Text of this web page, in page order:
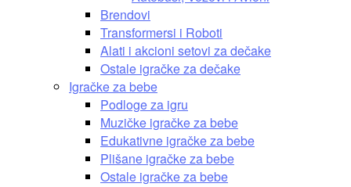
Brendovi
Transformersi i Roboti
Alati i akcioni setovi za dečake
Ostale igračke za dečake
Igračke za bebe
Podloge za igru
Muzičke igračke za bebe
Edukativne igračke za bebe
Plišane igračke za bebe
Ostale igračke za bebe